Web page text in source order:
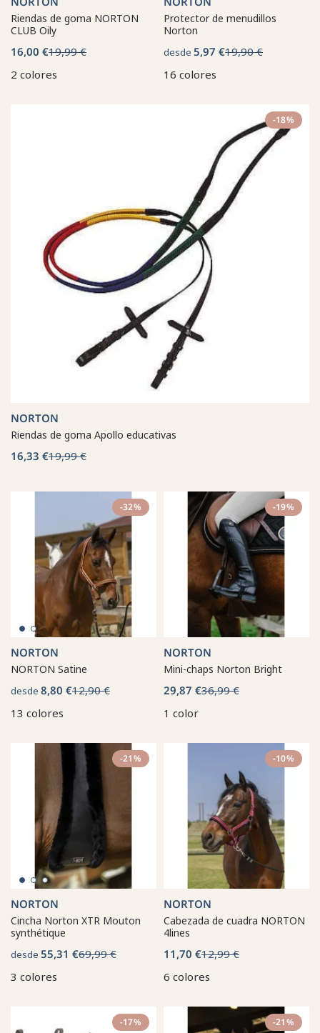
Riendas de goma NORTON
CLUB Oily
16,00 €19,99 €
2 colores
Protector de menudillos
Norton
desde 5,97 €19,90 €
16 colores
-18%
NORTON
Riendas de goma Apollo educativas
16,33 €19,99 €
-32%
NORTON
NORTON Satine
desde 8,80 €12,90 €
13 colores
-19%
NORTON
Mini-chaps Norton Bright
29,87 €36,99 €
1 color
-21%
NORTON
Cincha Norton XTR Mouton
synthétique
desde 55,31 €69,99 €
3 colores
-10%
NORTON
Cabezada de cuadra NORTON
4lines
11,70 €12,99 €
6 colores
-17% -21%